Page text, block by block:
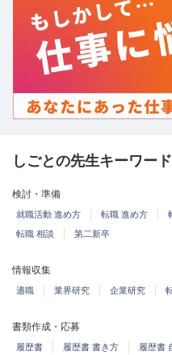
しごとの先生キーワー
検討・準備
就職活動 進め方 転職 進め方
転職 相談
第二新卒
情報収集
適職 業界研究 企業研究
書類作成・応募
履歴書 履歴書 書き方 履歴書